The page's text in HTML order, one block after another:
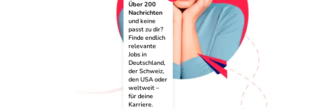
Über 200
Nachrichten
und keine
passt zu dir?
Finde endlich
relevante
Jobs in
Deutschland,
der Schweiz,
den USA oder
weltweit –
für deine
Karriere.